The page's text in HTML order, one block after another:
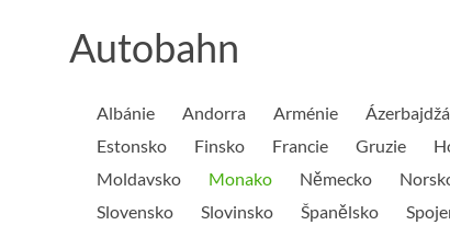
Autobahn
Albánie Andorra Arménie
Estonsko
Finsko Francie Gruzie
Moldavsko
Monako Německo
Slovensko
Slovinsko Španělsko